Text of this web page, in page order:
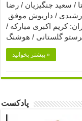
/ سعید چنگیزیان / رضا
رشیدی / داریوش موفق
کریم اکبری مبارکه /
بیشتر بخوانید »
پادکست